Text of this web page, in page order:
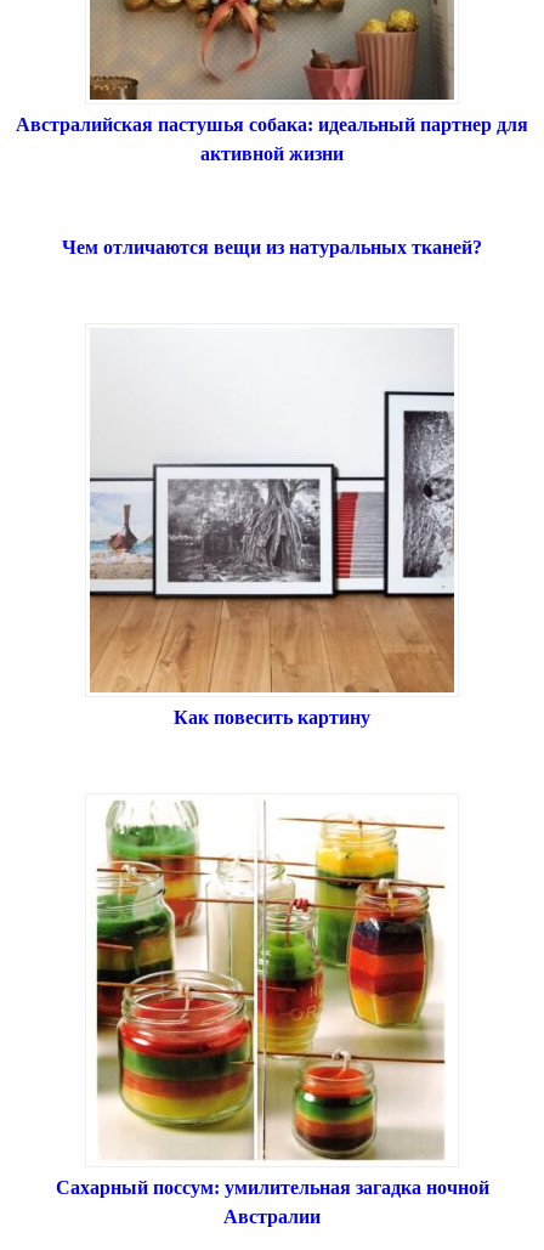
Австралийская пастушья собака: идеальный партнер для
активной жизни
Чем отличаются вещи из натуральных тканей?
Как повесить картину
Сахарный поссум: умилительная загадка ночной
Австралии